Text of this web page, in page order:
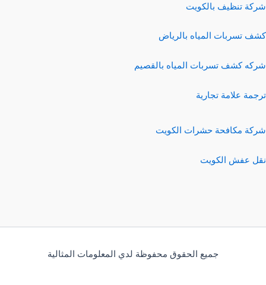
شركة تنظيف بالكويت
كشف تسربات المياه بالرياض
شركه كشف تسربات المياه بالقصيم
ترجمة علامة تجارية
شركة مكافحة حشرات الكويت
نقل عفش الكويت
جميع الحقوق محفوظة لدي المعلومات المثالية